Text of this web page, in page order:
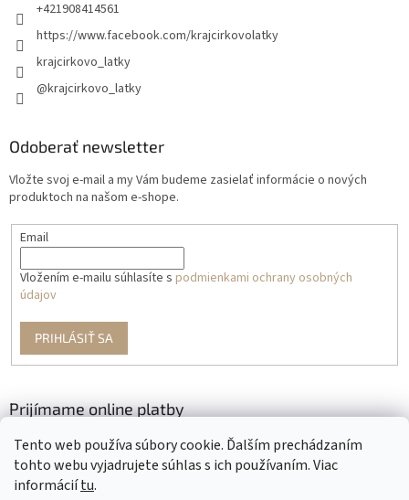
Tento web používa súbory cookie. Ďalším prechádzaním
tohto webu vyjadrujete súhlas s ich používaním. Viac
informáciítu.
+421908414561
https://www.facebook.com/krajcirkovolatky
krajcirkovo_latky
@krajcirkovo_latky
Odoberať newsletter
Vložte svoj e-mail a my Vám budeme zasielať informácie o nových
produktoch na našom e-shope.
Email
Vložením e-mailu súhlasíte s podmienkami ochrany osobných
údajov
PRIHLÁSIŤ SA
Prijímame online platby